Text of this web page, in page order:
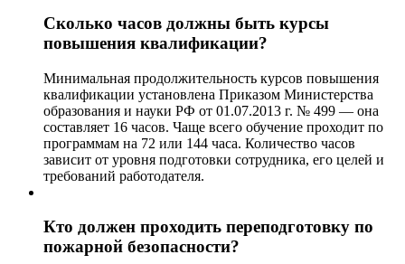
Сколько часов должны быть курсы
повышения квалификации?
Минимальная продолжительность курсов повышения
квалификации установлена Приказом Министерства
образования и науки РФ от 01.07.2013 г. № 499 — она
составляет 16 часов. Чаще всего обучение проходит по
программам на 72 или 144 часа. Количество часов
зависит от уровня подготовки сотрудника, его целей и
требований работодателя.
Кто должен проходить переподготовку по
пожарной безопасности?